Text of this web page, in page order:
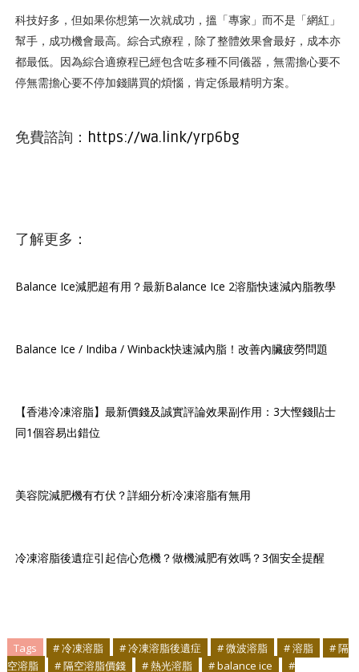
科技好多，但如果你想第一次就成功，搵「專家」而不是「網紅」
幫手，成功機會最高。綜合式療程，除了整體效果會最好，成本亦
都最低。因為綜合適療程已經包含咗多種不同儀器，無需擔心要不
停無需擔心要不停加錢購買的煩惱，肯定係最精明方案。
免費諮詢： https://wa.link/yrp6bg
了解更多：
Balance Ice減肥超有用？最新Balance Ice 2溶脂快速減內脂教學
Balance Ice / Indiba / Winback快速減內脂！改善內臟疲勞問題
【香港冷凍溶脂】最新價錢及誠實評論效果副作用：3大慳錢貼士
同1個容易出錯位
美容院減肥機有冇伏？詳細分析冷凍溶脂有無用
冷凍溶脂後遺症引起信心危機？做機減肥有效嗎？3個安全提醒
Tags # 冷凍溶脂 # 冷凍溶脂後遺症 # 微波溶脂 # 溶脂
# 隔
空溶脂
# 隔空溶脂價錢 # 熱光溶脂 # balance ice
#